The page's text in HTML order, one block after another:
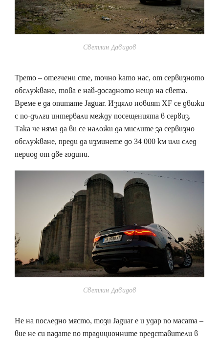
Светлин Давидов
Трето – отегчени сте, точно като нас, от сервизното
обслужване, това е най-досадното нещо на света.
Време е да опитате Jaguar. Изцяло новият XF се движи
с по-дълги интервали между посещенията в сервиз.
Така че няма да ви се наложи да мислите за сервизно
обслужване, преди да изминете до 34 000 км или след
период от две години.
Светлин Давидов
Не на последно място, този Jaguar е и удар по масата –
вие не си падате по традиционните представители в